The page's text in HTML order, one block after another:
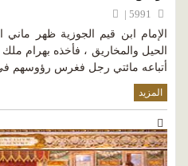
الإمام ابن قيم الجوزية ظهر
الحيل والمخاريق ، فأخذه بهرام
أتباعه مائتي رجل فغرس رؤوسهم
المزيد